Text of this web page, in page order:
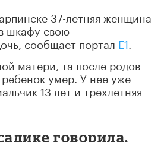
37-летняя женщина
шкафу свою
сообщает портал Е1
матери, та после родов
ребенок умер. У нее уже
13 лет и трехлетняя
говорила,